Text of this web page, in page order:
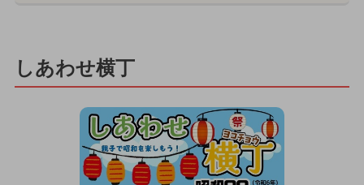
しあわせ横丁